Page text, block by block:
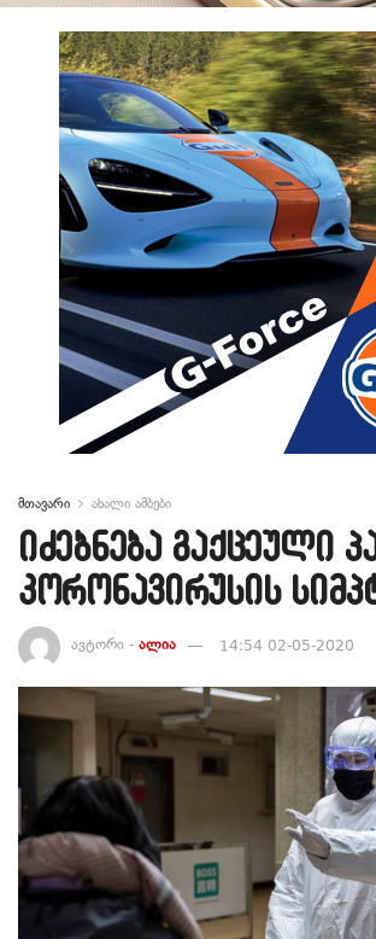
მთავარი ახალი ამბები
იძებნება გაქცეული
კორონავირუსის
ავტორი - ალია 14:54 02-05-2020